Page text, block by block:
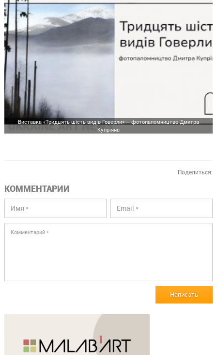
Виставка «Тридцять шість видів Говерли» – фотопаломництво Дмитра
Купріяна
Поделиться:
КОММЕНТАРИИ
Написать